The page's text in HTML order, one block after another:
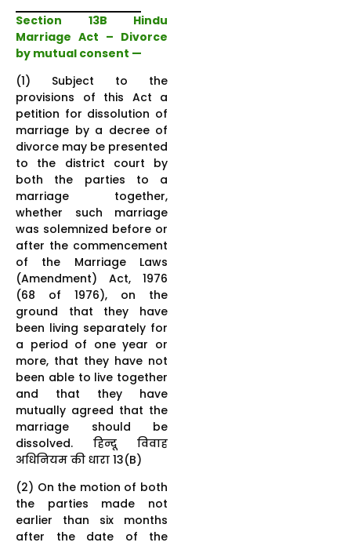
Section 13B Hindu
Marriage Act – Divorce
by mutual consent —
(1) Subject to the
provisions of this Act a
petition for dissolution of
marriage by a decree of
divorce may be presented
to the district court by
both the parties to a
marriage together,
whether such marriage
was solemnized before or
after the commencement
of the Marriage Laws
(Amendment) Act, 1976
(68 of 1976), on the
ground that they have
been living separately for
a period of one year or
more, that they have not
been able to live together
and that they have
mutually agreed that the
marriage should be
dissolved. हिन्दू विवाह
अधिनियम की धारा 13(B)
(2) On the motion of both
the parties made not
earlier than six months
after the date of the